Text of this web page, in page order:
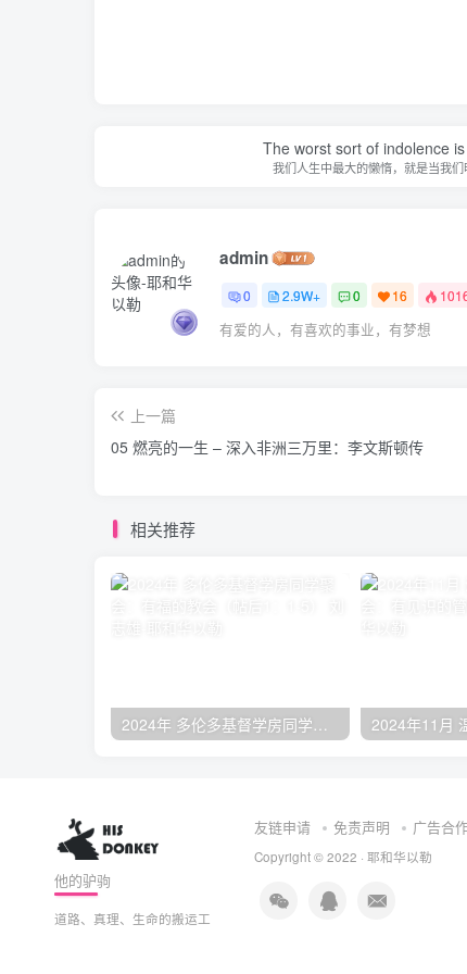
The worst sort of indolence
我们人生中最大的懒惰，就是当我
admin
0 2.9W+ 0 16
有爱的人，有喜欢的事业，有梦想
上一篇
05 燃亮的一生 – 深入非洲三万里：李文斯顿传
相关推荐
他的驴驹
道路、真理、生命的搬运工
友链申请 免责声明 广告合
Copyright © 2022 · 耶和华以勒